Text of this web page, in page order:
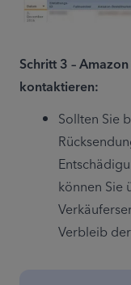
Schritt 3 –
kontaktieren:
Sollten Sie
können Sie
Verbleib